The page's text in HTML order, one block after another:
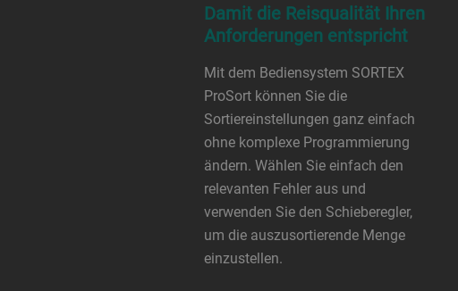
Damit die Reisqualität Ihren
Anforderungen entspricht
Mit dem Bediensystem SORTEX
ProSort können Sie die
Sortiereinstellungen ganz einfach
ohne komplexe Programmierung
ändern. Wählen Sie einfach den
relevanten Fehler aus und
verwenden Sie den Schieberegler,
um die auszusortierende Menge
einzustellen.